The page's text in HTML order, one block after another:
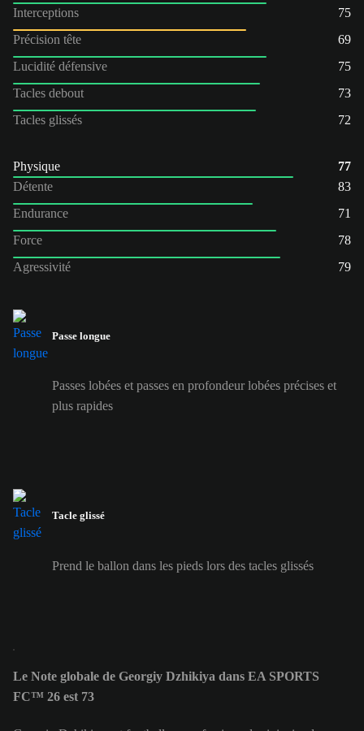
Interceptions
75
Précision tête
69
Lucidité défensive
75
Tacles debout
73
Tacles glissés
72
Physique
77
Détente
83
Endurance
71
Force
78
Agressivité
79
Passe longue
Passes lobées et passes en profondeur lobées précises et
plus rapides
Tacle glissé
Prend le ballon dans les pieds lors des tacles glissés
Le Note globale de Georgiy Dzhikiya dans EA SPORTS
FC™ 26 est 73